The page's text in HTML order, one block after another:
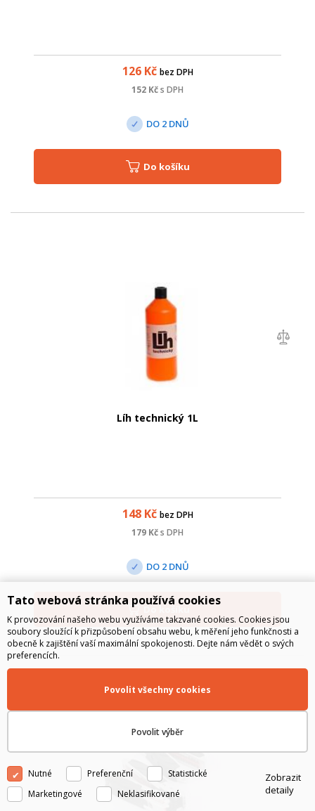
126Kč bez DPH
152 Kčs DPH
DO 2 DNŮ
Do košíku
Líh technický 1L
148Kč bez DPH
179 Kčs DPH
DO 2 DNŮ
Tato webová stránka používá cookies
K provozování našeho webu využíváme takzvané cookies. Cookies jsou
soubory sloužící k přizpůsobení obsahu webu, k měření jeho funkčnosti a
obecně k zajištění vaší maximální spokojenosti. Dejte nám vědět o svých
preferencích.
Povolit výběr
Povolit všechny cookies
Nutné Preferenční
Statistické
Marketingové
Neklasifikované
Zobrazit
detaily